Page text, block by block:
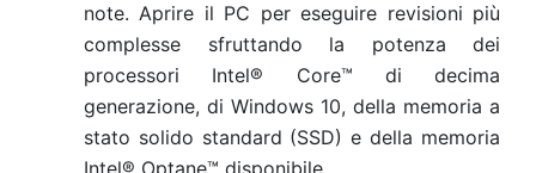
note. Aprire il PC per eseguire revisioni più
complesse sfruttando la potenza dei
processori Intel® Core™ di decima
generazione, di Windows 10, della memoria a
stato solido standard (SSD) e della memoria
Intel® Optane™ disponibile.